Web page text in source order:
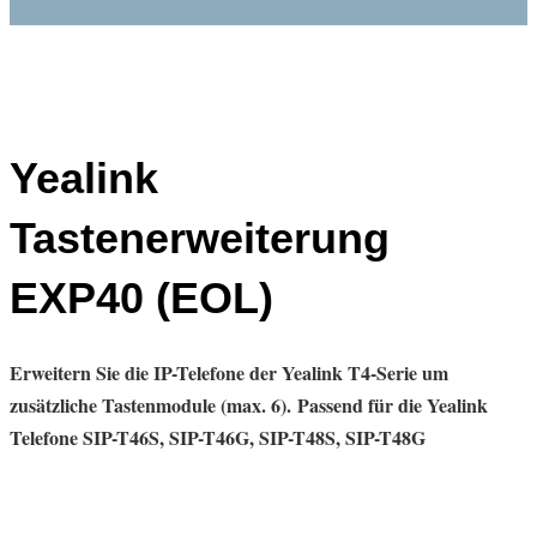
Yealink
Tastenerweiterung
EXP40 (EOL)
Erweitern Sie die IP-Telefone der Yealink T4-Serie um
zusätzliche Tastenmodule (max. 6). Passend für die Yealink
TelefoneSIP-T46S, SIP-T46G, SIP-T48S, SIP-T48G